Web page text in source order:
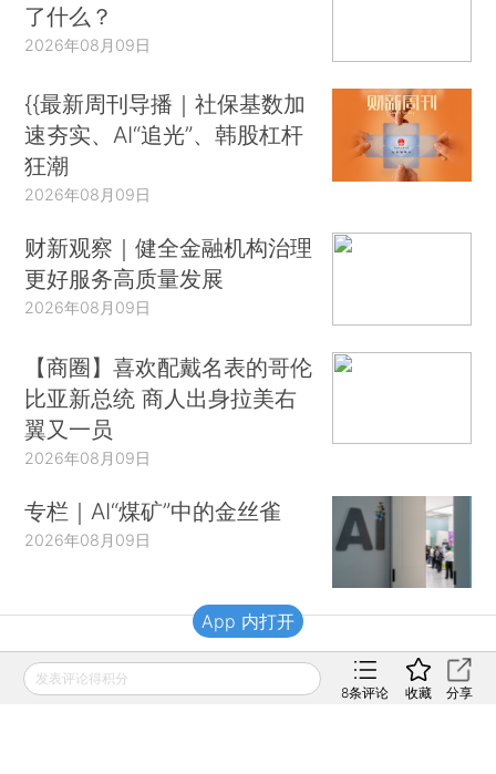
了什么？
2026年08月09日
{{最新周刊导播｜社保基数加
速夯实、AI“追光”、韩股杠杆
狂潮
2026年08月09日
财新观察｜健全金融机构治理
更好服务高质量发展
2026年08月09日
【商圈】喜欢配戴名表的哥伦
比亚新总统 商人出身拉美右
翼又一员
2026年08月09日
专栏｜AI“煤矿”中的金丝雀
2026年08月09日
财新移动
发表评论得积分
8条评论 收藏 分享
App 内打开